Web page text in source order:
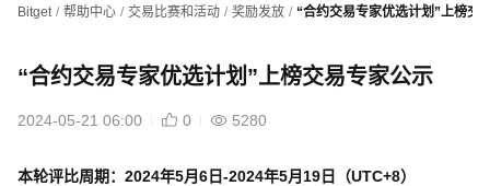
Bitget / 帮助中心 / 交易比赛和活动 / 奖励发放 / “合约交易专家优选计划”上榜交
“合约交易专家优选计划”上榜交易专家公示
2024-05-21 06:00 0 5280
本轮评比周期： 2024年5月6 日-2024年5月19 日（UTC+8）